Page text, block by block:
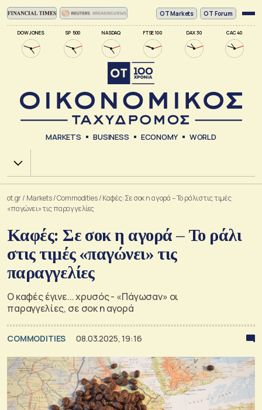
DOW JONES SP 500 NASDAQ FTSE 100 DAX 30 CAC 40
ΟΤ Markets OT Forum
MARKETS BUSINESS ECONOMY WORLD
Χ.Α.
ot.gr/ Markets/Commodities/Καφές: Σε σοκ η αγορά – Το ράλι στις τιμές
«παγώνει» τις παραγγελίες
Καφές: Σε σοκ η αγορά – Το ράλι
στις τιμές «παγώνει» τις
παραγγελίες
Ο καφές έγινε... χρυσός - «Πάγωσαν» οι
παραγγελίες, σε σοκ η αγορά
COMMODITIES 08.03.2025, 19:16